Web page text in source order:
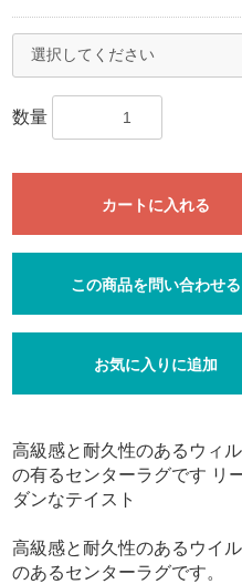
数量
カートに入れる
この商品を問い合わせる
お気に入りに追加
高級感と耐久性のあるウィ
の有るセンターラグです リ
ダンなテイスト
高級感と耐久性のあるウイ
のあるセンターラグです。